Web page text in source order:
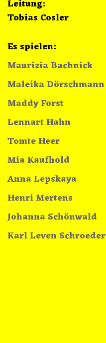
Leitung:
Tobias Cosler
Es spielen:
Maurizia Bachnick
Maleika Dörschmann
Maddy Forst
Lennart Hahn
Tomte Heer
Mia Kaufhold
Anna Lepskaya
Henri Mertens
Johanna Schönwald
Karl Leven Schroeder